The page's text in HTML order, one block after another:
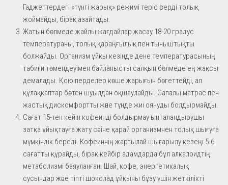
Гаджеттердегі «түнгі жарық» режимі теріс әсерді толық
жоймайды, бірақ азайтады.
Жатын бөлмеде жайлы жағдайлар жасау 18-20 градус
температураны, толық қараңғылық пен тыныштықты
болжайды. Организм ұйқы кезінде дене температурасының
табиғи төмендеуімен байланысты салқын бөлмеде ең жақсы
демалады. Қою перделер көше жарығын бөгеттейді, ал
құлаққаптар бөтен шуылдан оқшаулайды. Сапалы матрас пен
жастық дискомфортты және түнде жиі оянуды болдырмайды.
Сағат 15-тен кейін кофеинді болдырмау ынталандырушы
затқа ұйықтауға жату сәтіне қарай организмнен толық шығуға
мүмкіндік береді. Кофеиннің жартылай шығарылу кезеңі 5-6
сағатты құрайды, бірақ кейбір адамдарда бұл алкалоидтің
метаболизмі баяуланған. Шай, кофе, энергетикалық
сусындар және тіпті шоколад ұйқыны бұзу үшін жеткілікті